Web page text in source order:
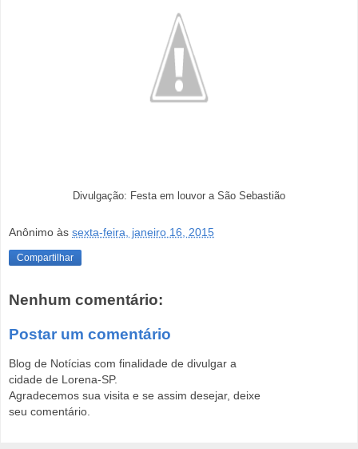
Divulgação: Festa em louvor a São Sebastião
Anônimo às sexta-feira, janeiro 16, 2015
Compartilhar
Nenhum comentário:
Postar um comentário
Blog de Notícias com finalidade de divulgar a
cidade de Lorena-SP.
Agradecemos sua visita e se assim desejar, deixe
seu comentário.